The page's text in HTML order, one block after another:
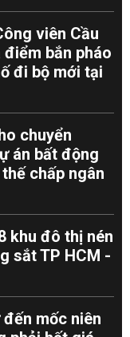
viên Cầu
điểm bắn pháo
đi bộ mới tại
chuyển
án bất động
chấp ngân
khu đô thị nén
sắt TP HCM -
mốc niên